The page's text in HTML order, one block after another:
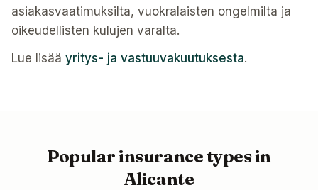
asiakasvaatimuksilta, vuokralaisten ongelmilta ja
oikeudellisten kulujen varalta.
Lue lisää yritys- ja vastuuvakuutuksesta.
Popular insurance types in
Alicante